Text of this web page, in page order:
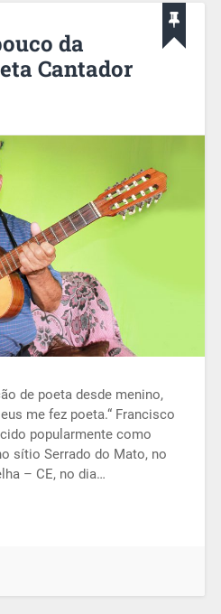
da
Cantador
de poeta desde menino,
me fez poeta.“ Francisco
popularmente como
sítio Serrado do Mato, no
– CE, no dia…